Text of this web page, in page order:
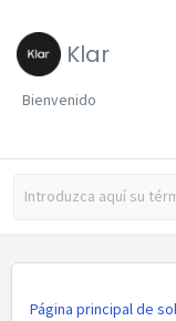
Klar
Bienvenido
Página principal de